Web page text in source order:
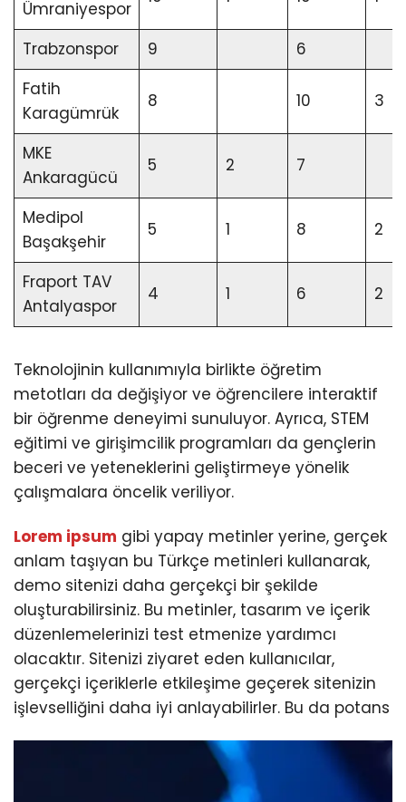
Ümraniyespor
Trabzonspor 9
6
Fatih
Karagümrük
8 10 3
MKE
Ankaragücü
5 2 7
Medipol
Başakşehir
5 1 8 2
Fraport TAV
Antalyaspor
4 1 6 2
Teknolojinin kullanımıyla birlikte öğretim
metotları da değişiyor ve öğrencilere interaktif
bir öğrenme deneyimi sunuluyor. Ayrıca, STEM
eğitimi ve girişimcilik programları da gençlerin
beceri ve yeteneklerini geliştirmeye yönelik
çalışmalara öncelik veriliyor.
Lorem ipsum gibi yapay metinler yerine, gerçek
anlam taşıyan bu Türkçe metinleri kullanarak,
demo sitenizi daha gerçekçi bir şekilde
oluşturabilirsiniz. Bu metinler, tasarım ve içerik
düzenlemelerinizi test etmenize yardımcı
olacaktır. Sitenizi ziyaret eden kullanıcılar,
gerçekçi içeriklerle etkileşime geçerek sitenizin
işlevselliğini daha iyi anlayabilirler. Bu da potans